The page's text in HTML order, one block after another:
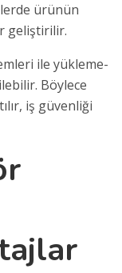
ürünün
geliştirilir.
ile yükleme-
Böylece
iş güvenliği